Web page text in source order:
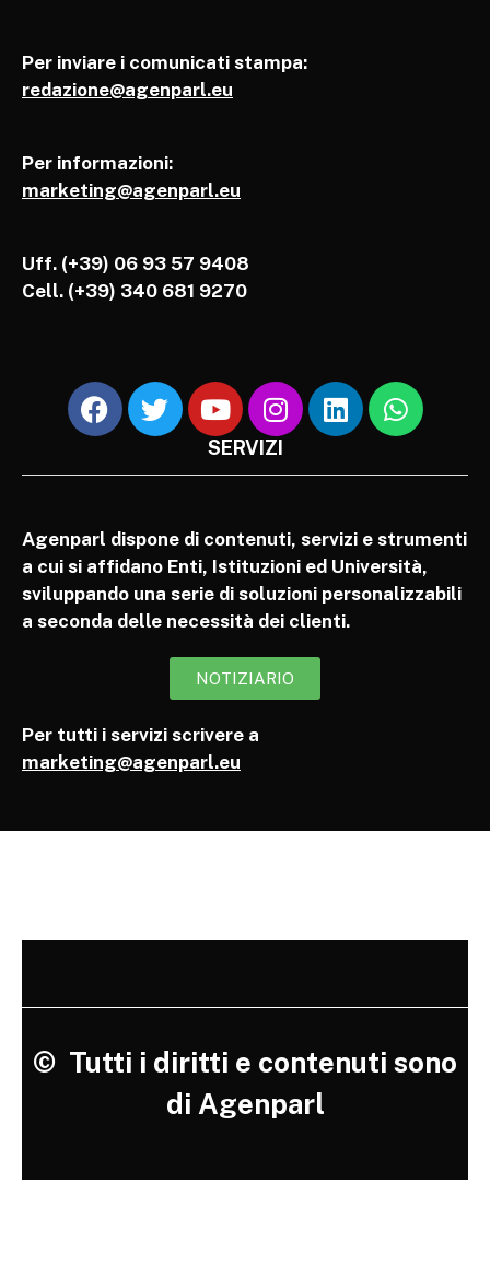
Per inviare i comunicati stampa:
redazione@agenparl.eu
Per informazioni:
marketing@agenparl.eu
Uff. (+39) 06 93 57 9408
Cell. (+39) 340 681 9270
SERVIZI
Agenparl dispone di contenuti, servizi e strumenti
a cui si affidano Enti, Istituzioni ed Università,
sviluppando una serie di soluzioni personalizzabili
a seconda delle necessità dei clienti.
NOTIZIARIO
Per tutti i servizi scrivere a
marketing@agenparl.eu
© Tutti i diritti e contenuti sono
di Agenparl